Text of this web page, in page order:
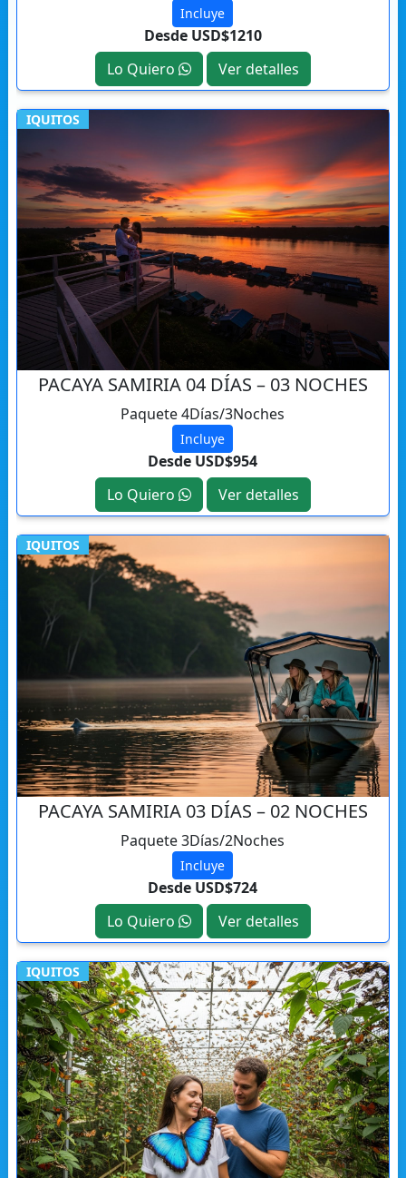
Incluye
Desde USD$1210
Lo Quiero
Ver detalles
IQUITOS
PACAYA SAMIRIA 04 DÍAS – 03 NOCHES
Paquete 4Días/3Noches
Incluye
Desde USD$954
Lo Quiero
Ver detalles
IQUITOS
PACAYA SAMIRIA 03 DÍAS – 02 NOCHES
Paquete 3Días/2Noches
Incluye
Desde USD$724
Lo Quiero
Ver detalles
IQUITOS